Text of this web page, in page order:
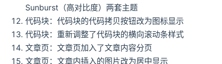
Sunburst（高对比度）两套主题
代码块：代码块的代码拷贝按钮改为图标显示
代码块：重新调整了代码块的横向滚动条样式
文章页：文章页加入了文章内容分页
文章页：文章内插入的图片改为居中显示